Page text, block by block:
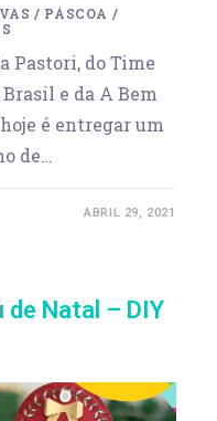
/ PÁSCOA /
Pastori, do Time
e da A Bem
é entregar um
de…
ABRIL 29, 2021
de Natal – DIY